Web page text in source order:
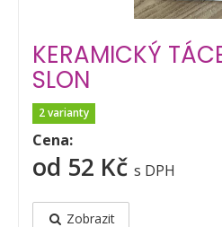
KERAMICKÝ
SLON
2 varianty
Cena:
od 52 Kč s DPH
Zobrazit